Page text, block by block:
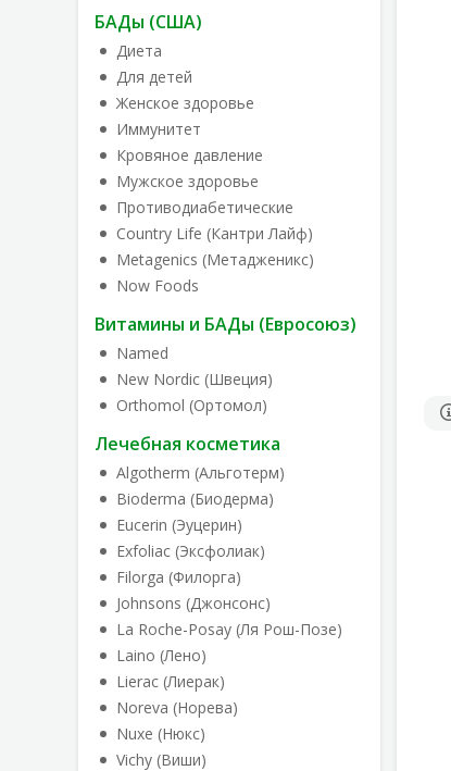
БАДы (США)
Диета
Для детей
Женское здоровье
Иммунитет
Кровяное давление
Мужское здоровье
Противодиабетические
Country Life (Кантри Лайф)
Metagenics (Метадженикс)
Now Foods
Витамины и БАДы (Евросоюз)
Named
New Nordic (Швеция)
Orthomol (Ортомол)
Лечебная косметика
Algotherm (Альготерм)
Bioderma (Биодерма)
Eucerin (Эуцерин)
Exfoliac (Эксфолиак)
Filorga (Филорга)
Johnsons (Джонсонс)
La Roche-Posay (Ля Рош-Позе)
Laino (Лено)
Lierac (Лиерак)
Noreva (Норева)
Nuxe (Нюкс)
Vichy (Виши)